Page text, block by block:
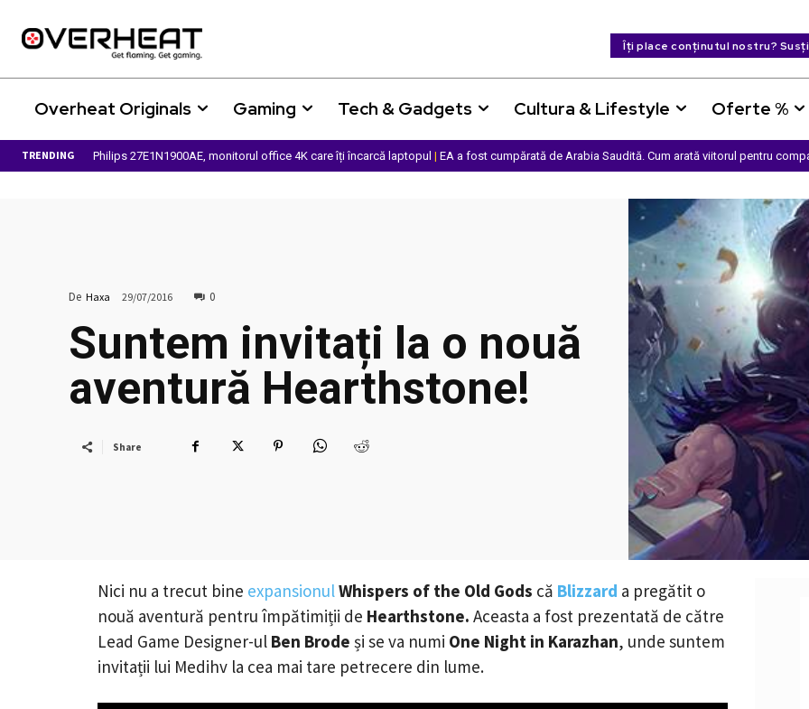
Îți place conținutul nostru?
Overheat Originals Gaming Tech & Gadgets Cultura & Lifestyle Oferte %
TRENDING Philips 27E1N1900AE, monitorul office 4K care îți încarcă laptopul | EA a fost cumpărată de Arabia Saudită. Cum arată viitorul pentru
De Haxa 29/07/2016 0
Suntem invitați la o nouă
aventură Hearthstone!
Share
Nici nu a trecut bine expansionulWhispers of the Old Gods că Blizzard a pregătit o
nouă aventură pentru împătimiții de Hearthstone. Aceasta a fost prezentată de către
Lead Game Designer-ul Ben Brode și se va numi One Night in Karazhan, unde suntem
invitații lui Medihv la cea mai tare petrecere din lume.